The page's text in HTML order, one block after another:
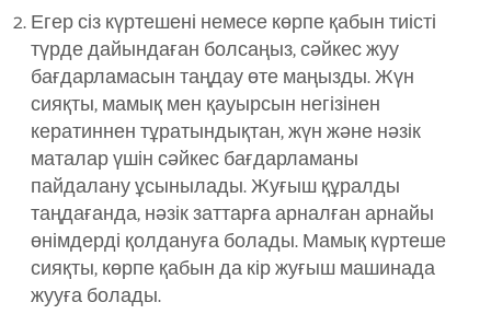
Егер сіз күртешені немесе көрпе қабын тиісті
түрде дайындаған болсаңыз, сәйкес жуу
бағдарламасын таңдау өте маңызды. Жүн
сияқты, мамық мен қауырсын негізінен
кератиннен тұратындықтан, жүн және нәзік
маталар үшін сәйкес бағдарламаны
пайдалану ұсынылады. Жуғыш құралды
таңдағанда, нәзік заттарға арналған арнайы
өнімдерді қолдануға болады. Мамық күртеше
сияқты, көрпе қабын да кір жуғыш машинада
жууға болады.